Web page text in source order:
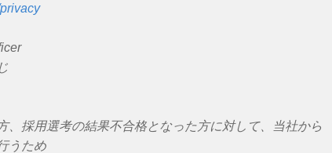
、採用選考の結果不合格となった方に対して、当社から
うため